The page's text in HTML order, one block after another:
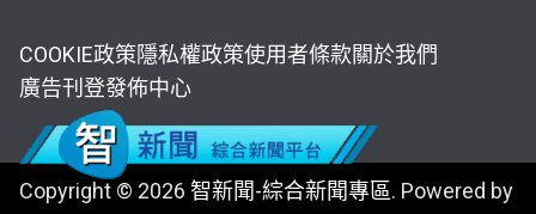
COOKIE政策隱私權政策使用者條款關於我們
廣告刊登發佈中心
Copyright © 2026 智新聞-綜合新聞專區. Powered by